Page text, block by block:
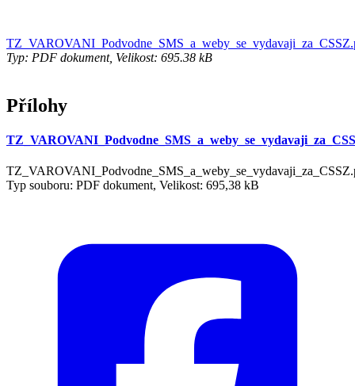
Typ: PDF dokument, Velikost: 695.38 kB
Přílohy
Typ souboru: PDF dokument, Velikost: 695,38 kB